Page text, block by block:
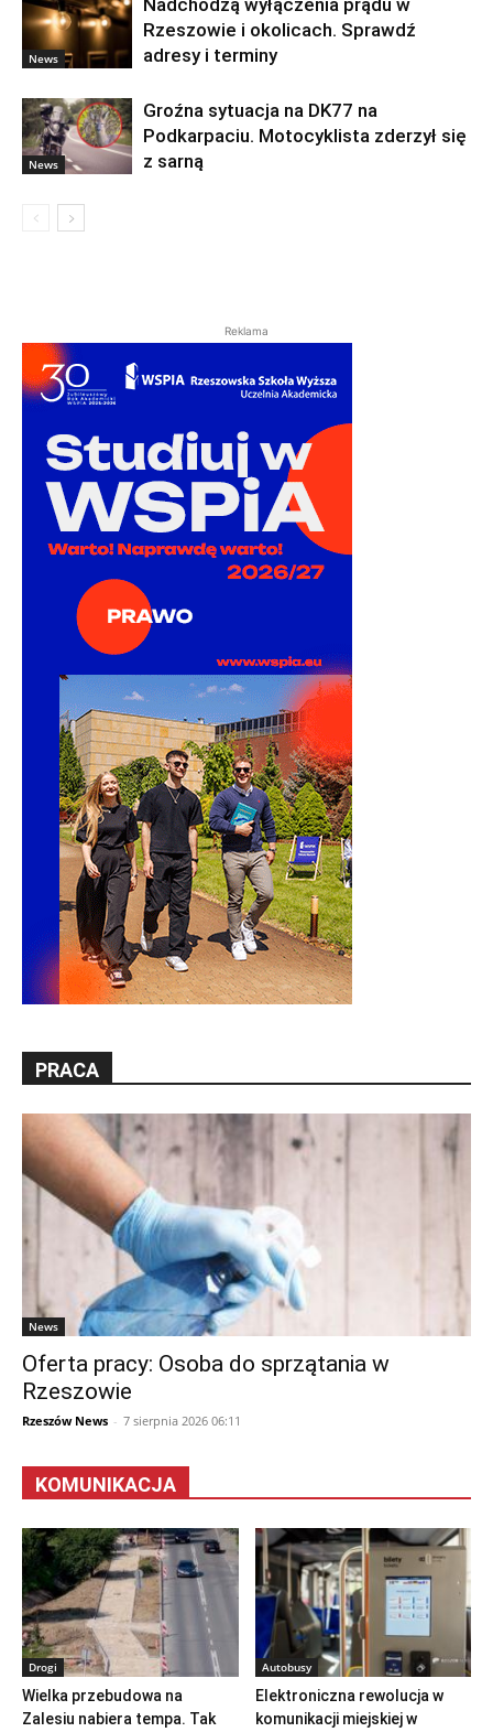
News
Nadchodzą wyłączenia prądu w
Rzeszowie i okolicach. Sprawdź
adresy i terminy
News
Groźna sytuacja na DK77 na
Podkarpaciu. Motocyklista zderzył się
z sarną
Reklama
PRACA
News
Oferta pracy: Osoba do sprzątania w
Rzeszowie
Rzeszów News - 7 sierpnia 2026 06:11
KOMUNIKACJA
Drogi
Wielka przebudowa na
Zalesiu nabiera tempa. Tak
Autobusy
Elektroniczna rewolucja w
komunikacji miejskiej w